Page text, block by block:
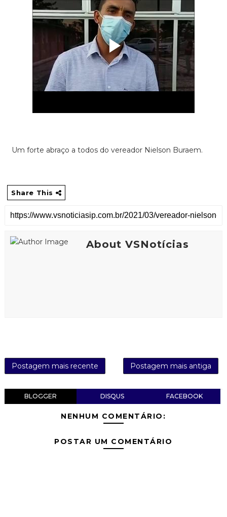
Um forte abraço a todos do vereador Nielson Buraem.
Share This
About VSNotícias
Postagem mais recente Postagem mais antiga
BLOGGER DISQUS FACEBOOK
NENHUM COMENTÁRIO:
POSTAR UM COMENTÁRIO